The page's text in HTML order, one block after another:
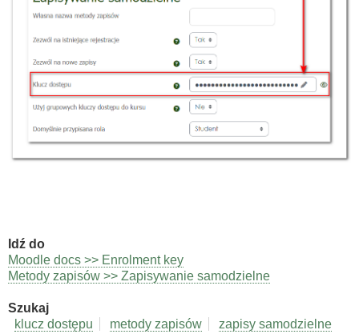
Idź do
Moodle docs >> Enrolment key
Metody zapisów >> Zapisywanie samodzielne
Szukaj
klucz dostępu
metody zapisów zapisy samodzielne